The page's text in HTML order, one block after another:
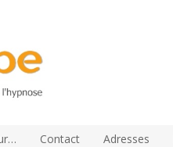
Contact Adresses